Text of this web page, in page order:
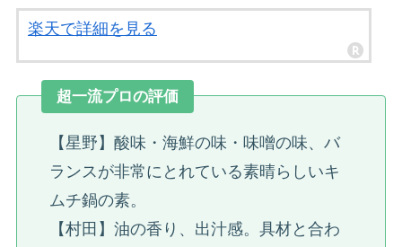
楽天で詳細を見る
超一流プロの評価
【星野】酸味・海鮮の味・味噌の味、バ
ランスが非常にとれている素晴らしいキ
ムチ鍋の素。
【村田】油の香り、出汁感。具材と合わ